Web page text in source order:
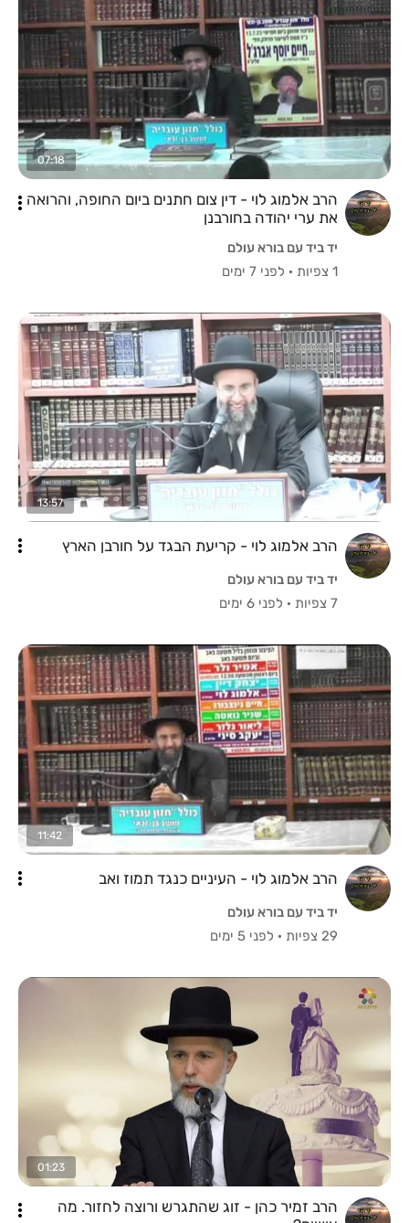
07:18
הרב אלמוג לוי - דין צום חתנים ביום החופה, והרואה
את ערי יהודה בחורבנן
יד ביד עם בורא עולם
1 צפיות
· לפני 7 ימים
13:57
הרב אלמוג לוי - קריעת הבגד על חורבן הארץ
יד ביד עם בורא עולם
7 צפיות
· לפני 6 ימים
11:42
הרב אלמוג לוי - העיניים כנגד תמוז ואב
יד ביד עם בורא עולם
29 צפיות
· לפני 5 ימים
01:23
הרב זמיר כהן - זוג שהתגרש ורוצה לחזור. מה